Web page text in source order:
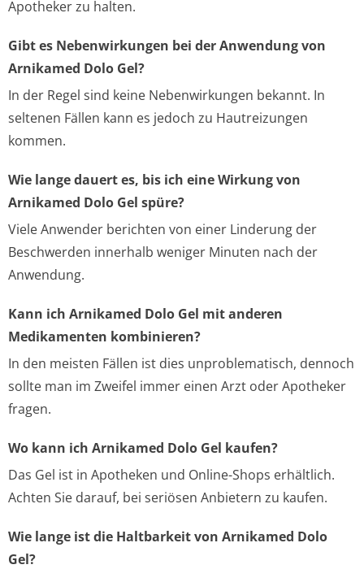
Apotheker zu halten.
Gibt es Nebenwirkungen bei der Anwendung von
Arnikamed Dolo Gel?
In der Regel sind keine Nebenwirkungen bekannt. In
seltenen Fällen kann es jedoch zu Hautreizungen
kommen.
Wie lange dauert es, bis ich eine Wirkung von
Arnikamed Dolo Gel spüre?
Viele Anwender berichten von einer Linderung der
Beschwerden innerhalb weniger Minuten nach der
Anwendung.
Kann ich Arnikamed Dolo Gel mit anderen
Medikamenten kombinieren?
In den meisten Fällen ist dies unproblematisch, dennoch
sollte man im Zweifel immer einen Arzt oder Apotheker
fragen.
Wo kann ich Arnikamed Dolo Gel kaufen?
Das Gel ist in Apotheken und Online-Shops erhältlich.
Achten Sie darauf, bei seriösen Anbietern zu kaufen.
Wie lange ist die Haltbarkeit von Arnikamed Dolo
Gel?